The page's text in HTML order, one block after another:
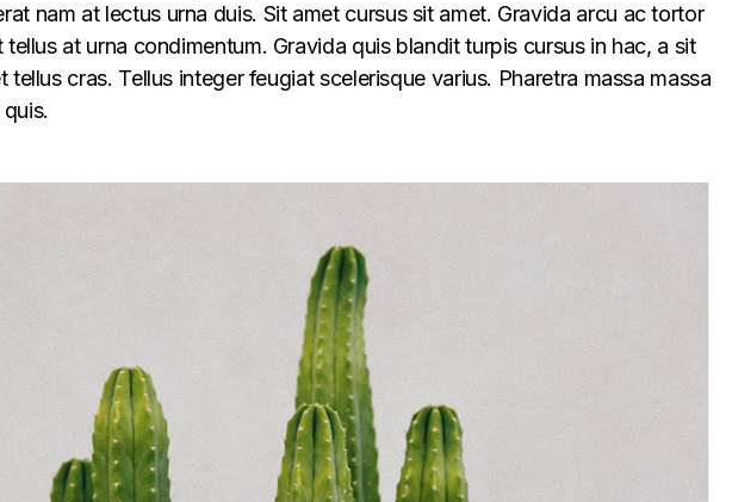
nam at lectus urna duis. Sit amet cursus sit amet. Gravida arcu ac tortor
at urna condimentum. Gravida quis blandit turpis cursus in hac, a sit
tellus cras. Tellus integer feugiat scelerisque varius. Pharetra massa massa